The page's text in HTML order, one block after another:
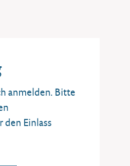
anmelden. Bitte
den Einlass